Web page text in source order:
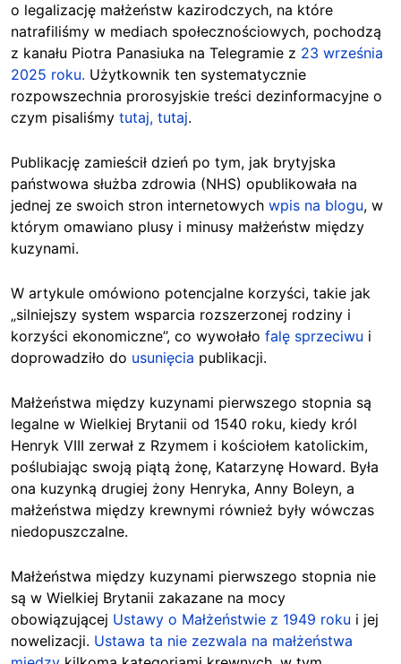
o legalizację małżeństw kazirodczych, na które
natrafiliśmy w mediach społecznościowych, pochodzą
z kanału Piotra Panasiuka na Telegramie z 23 września
2025 roku. Użytkownik ten systematycznie
rozpowszechnia prorosyjskie treści dezinformacyjne o
czym pisaliśmy tutaj, tutaj.
Publikację zamieścił dzień po tym, jak brytyjska
państwowa służba zdrowia (NHS) opublikowała na
jednej ze swoich stron internetowych wpis na blogu, w
którym omawiano plusy i minusy małżeństw między
kuzynami.
W artykule omówiono potencjalne korzyści, takie jak
„silniejszy system wsparcia rozszerzonej rodziny i
korzyści ekonomiczne”, co wywołało falę sprzeciwu i
doprowadziło do usunięcia publikacji.
Małżeństwa między kuzynami pierwszego stopnia są
legalne w Wielkiej Brytanii od 1540 roku, kiedy król
Henryk VIII zerwał z Rzymem i kościołem katolickim,
poślubiając swoją piątą żonę, Katarzynę Howard. Była
ona kuzynką drugiej żony Henryka, Anny Boleyn, a
małżeństwa między krewnymi również były wówczas
niedopuszczalne.
Małżeństwa między kuzynami pierwszego stopnia nie
są w Wielkiej Brytanii zakazane na mocy
obowiązującej Ustawy o Małżeństwie z 1949 roku i jej
nowelizacji. Ustawa ta nie zezwala na małżeństwa